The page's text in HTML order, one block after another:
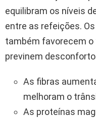
equilibram os níveis
entre as refeições.
também favorecem
previnem
As fibras
melhoram o
As proteínas